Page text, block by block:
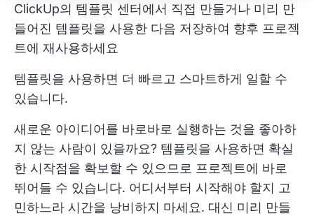
ClickUp의 템플릿 센터에서 직접 만들거나 미리 만
들어진 템플릿을 사용한 다음 저장하여 향후 프로젝
트에 재사용하세요
템플릿을 사용하면 더 빠르고 스마트하게 일할 수
있습니다.
새로운 아이디어를 바로바로 실행하는 것을 좋아하
지 않는 사람이 있을까요? 템플릿을 사용하면 확실
한 시작점을 확보할 수 있으므로 프로젝트에 바로
뛰어들 수 있습니다. 어디서부터 시작해야 할지 고
민하느라 시간을 낭비하지 마세요. 대신 미리 만들